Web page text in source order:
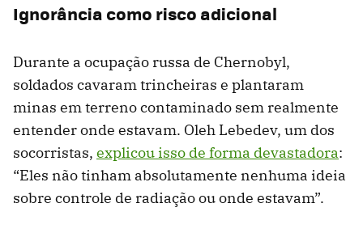
Ignorância como risco adicional
Durante a ocupação russa de Chernobyl,
soldados cavaram trincheiras e plantaram
minas em terreno contaminado sem realmente
entender onde estavam. Oleh Lebedev, um dos
socorristas, explicou isso de forma devastadora:
“Eles não tinham absolutamente nenhuma ideia
sobre controle de radiação ou onde estavam”.